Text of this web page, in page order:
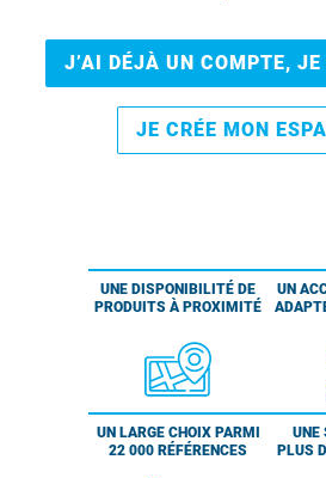
J’AI DÉJÀ UN COMPTE, JE
JE CRÉE MON
UNE DISPONIBILITÉ DE
PRODUITS À PROXIMITÉ
UN
UN LARGE CHOIX PARMI
22 000 RÉFÉRENCES
UNE
PLUS